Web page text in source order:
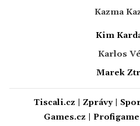
Kazma
Kim
Karlos
Marek
Tiscali.cz Zprávy|
Games.cz